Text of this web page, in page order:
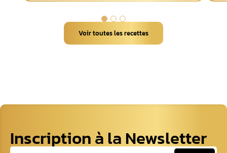
Voir toutes les recettes
Inscription à la Newsletter